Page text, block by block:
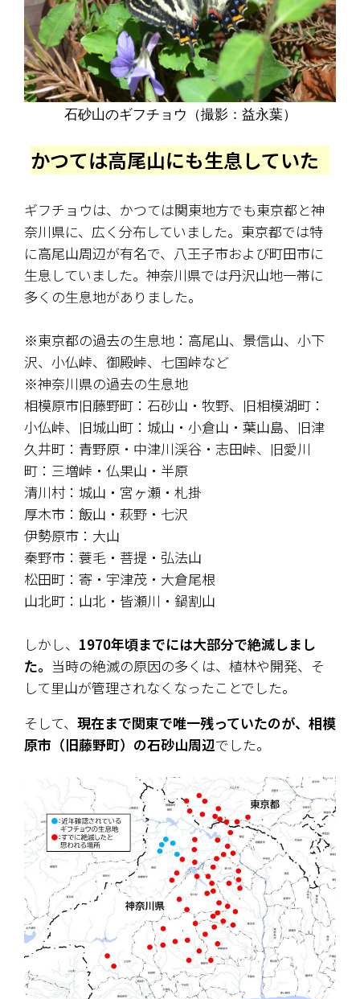
石砂山のギフチョウ（撮影：益永葉）
かつては高尾山にも生息していた
ギフチョウは、かつては関東地方でも東京都と神
奈川県に、広く分布していました。東京都では特
に高尾山周辺が有名で、八王子市および町田市に
生息していました。神奈川県では丹沢山地一帯に
多くの生息地がありました。
※東京都の過去の生息地：高尾山、景信山、小下
沢、小仏峠、御殿峠、七国峠など
※神奈川県の過去の生息地
相模原市旧藤野町：石砂山・牧野、旧相模湖町：
小仏峠、旧城山町：城山・小倉山・葉山島、旧津
久井町：青野原・中津川渓谷・志田峠、旧愛川
町：三増峠・仏果山・半原
清川村：城山・宮ヶ瀬・札掛
厚木市：飯山・萩野・七沢
伊勢原市：大山
秦野市：蓑毛・菩提・弘法山
松田町：寄・宇津茂・大倉尾根
山北町：山北・皆瀬川・鍋割山
しかし、 1970年頃までには大部分で絶滅しまし
た。 当時の絶滅の原因の多くは、植林や開発、そ
して里山が管理されなくなったことでした。
そして、 現在まで関東で唯一残っていたのが、相模
原市（旧藤野町）の石砂山周辺でした。